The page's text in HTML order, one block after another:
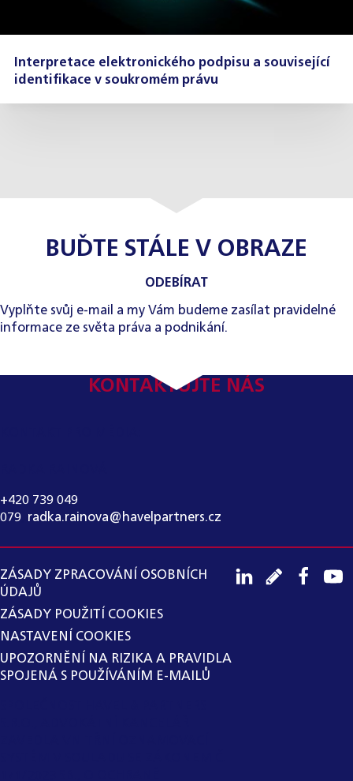
Interpretace elektronického podpisu a související
identifikace v soukromém právu
BUĎTE STÁLE V OBRAZE
ODEBÍRAT
Vyplňte svůj e-mail a my Vám budeme zasílat pravidelné
informace ze světa práva a podnikání.
KONTAKTUJTE NÁS
+420 739 049
079 radka.rainova@havelpartners.cz
ZÁSADY ZPRACOVÁNÍ OSOBNÍCH
ÚDAJŮ
ZÁSADY POUŽITÍ COOKIES
NASTAVENÍ COOKIES
UPOZORNĚNÍ NA RIZIKA A PRAVIDLA
SPOJENÁ S POUŽÍVÁNÍM E-MAILŮ